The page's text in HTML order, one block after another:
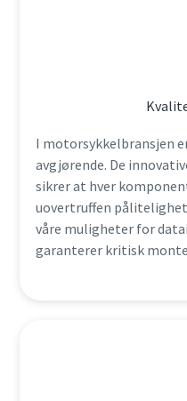
I motorsykkelbransjen
avgjørende. De
sikrer at hver
uovertruffen
våre muligheter for
garanterer kritisk